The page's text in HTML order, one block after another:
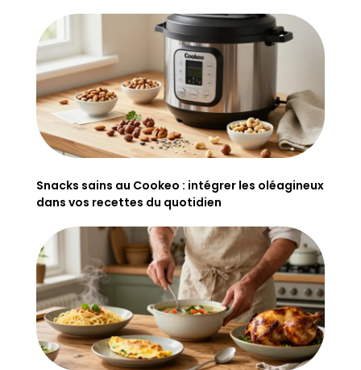
Snacks sains au Cookeo : intégrer les oléagineux
dans vos recettes du quotidien